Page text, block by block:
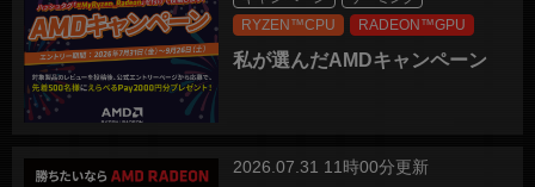
RYZEN™CPU
RADEON™GPU
私が選んだAMDキャンペーン
2026.07.31 11時00分更新